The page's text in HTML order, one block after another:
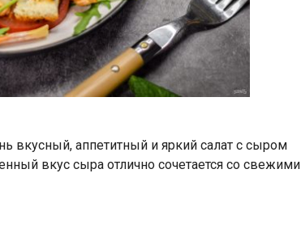
вкусный, аппетитный и яркий салат с сыром
вкус сыра отлично сочетается со свежими